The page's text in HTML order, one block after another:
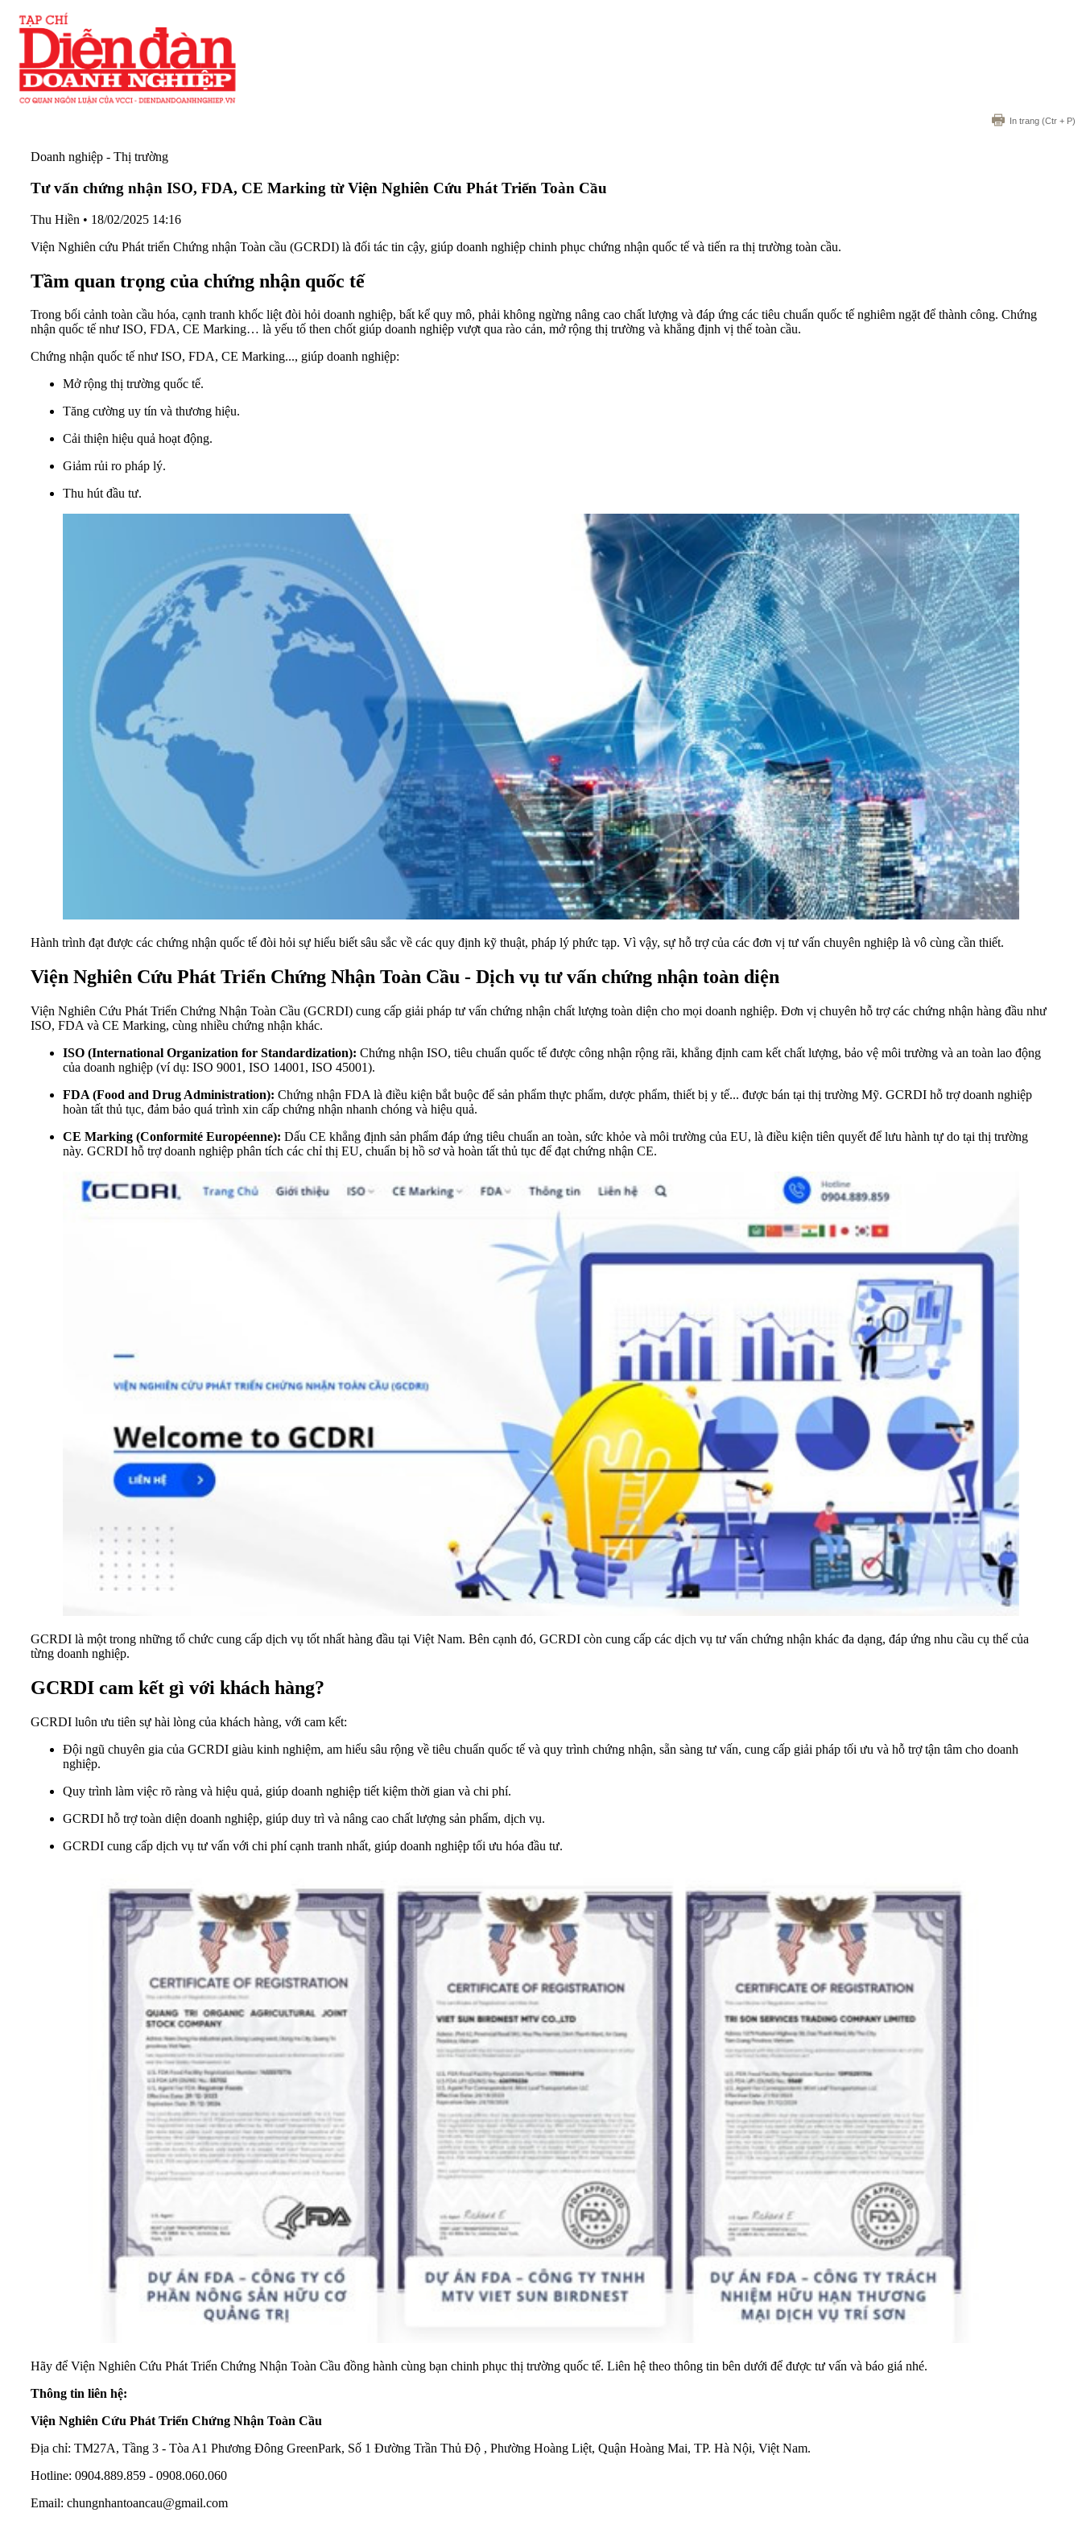
In trang (Ctr + P)
Doanh nghiệp - Thị trường
Tư vấn chứng nhận ISO, FDA, CE Marking từ Viện Nghiên Cứu Phát Triển Toàn Cầu
Thu Hiền • 18/02/2025 14:16
Viện Nghiên cứu Phát triển Chứng nhận Toàn cầu (GCRDI) là đối tác tin cậy, giúp doanh nghiệp chinh phục chứng nhận quốc tế và tiến ra thị trường toàn cầu.
Tầm quan trọng của chứng nhận quốc tế
Trong bối cảnh toàn cầu hóa, cạnh tranh khốc liệt đòi hỏi doanh nghiệp, bất kể quy mô, phải không ngừng nâng cao chất lượng và đáp ứng các tiêu chuẩn quốc tế nghiêm ngặt để thành công. Chứng
nhận quốc tế như ISO, FDA, CE Marking… là yếu tố then chốt giúp doanh nghiệp vượt qua rào cản, mở rộng thị trường và khẳng định vị thế toàn cầu.
Chứng nhận quốc tế như ISO, FDA, CE Marking..., giúp doanh nghiệp:
Mở rộng thị trường quốc tế.
Tăng cường uy tín và thương hiệu.
Cải thiện hiệu quả hoạt động.
Giảm rủi ro pháp lý.
Thu hút đầu tư.
Hành trình đạt được các chứng nhận quốc tế đòi hỏi sự hiểu biết sâu sắc về các quy định kỹ thuật, pháp lý phức tạp. Vì vậy, sự hỗ trợ của các đơn vị tư vấn chuyên nghiệp là vô cùng cần thiết.
Viện Nghiên Cứu Phát Triển Chứng Nhận Toàn Cầu - Dịch vụ tư vấn chứng nhận toàn diện
Viện Nghiên Cứu Phát Triển Chứng Nhận Toàn Cầu (GCRDI) cung cấp giải pháp tư vấn chứng nhận chất lượng toàn diện cho mọi doanh nghiệp. Đơn vị chuyên hỗ trợ các chứng nhận hàng đầu như
ISO, FDA và CE Marking, cùng nhiều chứng nhận khác.
ISO (International Organization for Standardization): Chứng nhận ISO, tiêu chuẩn quốc tế được công nhận rộng rãi, khẳng định cam kết chất lượng, bảo vệ môi trường và an toàn lao động
của doanh nghiệp (ví dụ: ISO 9001, ISO 14001, ISO 45001).
FDA (Food and Drug Administration): Chứng nhận FDA là điều kiện bắt buộc để sản phẩm thực phẩm, dược phẩm, thiết bị y tế... được bán tại thị trường Mỹ. GCRDI hỗ trợ doanh nghiệp
hoàn tất thủ tục, đảm bảo quá trình xin cấp chứng nhận nhanh chóng và hiệu quả.
CE Marking (Conformité Européenne): Dấu CE khẳng định sản phẩm đáp ứng tiêu chuẩn an toàn, sức khỏe và môi trường của EU, là điều kiện tiên quyết để lưu hành tự do tại thị trường
này. GCRDI hỗ trợ doanh nghiệp phân tích các chỉ thị EU, chuẩn bị hồ sơ và hoàn tất thủ tục để đạt chứng nhận CE.
GCRDI là một trong những tổ chức cung cấp dịch vụ tốt nhất hàng đầu tại Việt Nam. Bên cạnh đó, GCRDI còn cung cấp các dịch vụ tư vấn chứng nhận khác đa dạng, đáp ứng nhu cầu cụ thể của
từng doanh nghiệp.
GCRDI cam kết gì với khách hàng?
GCRDI luôn ưu tiên sự hài lòng của khách hàng, với cam kết:
Đội ngũ chuyên gia của GCRDI giàu kinh nghiệm, am hiểu sâu rộng về tiêu chuẩn quốc tế và quy trình chứng nhận, sẵn sàng tư vấn, cung cấp giải pháp tối ưu và hỗ trợ tận tâm cho doanh
nghiệp.
Quy trình làm việc rõ ràng và hiệu quả, giúp doanh nghiệp tiết kiệm thời gian và chi phí.
GCRDI hỗ trợ toàn diện doanh nghiệp, giúp duy trì và nâng cao chất lượng sản phẩm, dịch vụ.
GCRDI cung cấp dịch vụ tư vấn với chi phí cạnh tranh nhất, giúp doanh nghiệp tối ưu hóa đầu tư.
Hãy để Viện Nghiên Cứu Phát Triển Chứng Nhận Toàn Cầu đồng hành cùng bạn chinh phục thị trường quốc tế. Liên hệ theo thông tin bên dưới để được tư vấn và báo giá nhé.
Thông tin liên hệ:
Viện Nghiên Cứu Phát Triển Chứng Nhận Toàn Cầu
Địa chỉ: TM27A, Tầng 3 - Tòa A1 Phương Đông GreenPark, Số 1 Đường Trần Thủ Độ , Phường Hoàng Liệt, Quận Hoàng Mai, TP. Hà Nội, Việt Nam.
Hotline: 0904.889.859 - 0908.060.060
Email: chungnhantoancau@gmail.com